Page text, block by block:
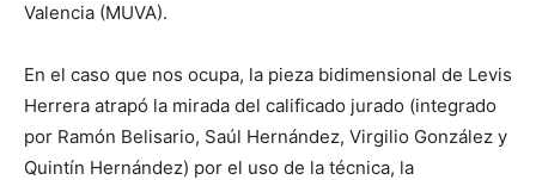
Valencia (MUVA).
En el caso que nos ocupa, la pieza bidimensional de Levis
Herrera atrapó la mirada del calificado jurado (integrado
por Ramón Belisario, Saúl Hernández, Virgilio González y
Quintín Hernández) por el uso de la técnica, la